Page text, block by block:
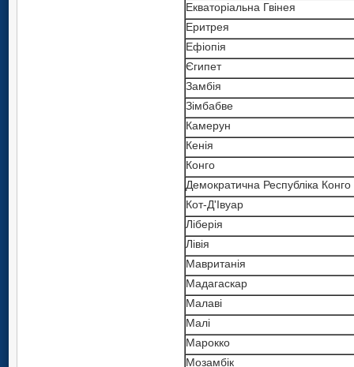
Екваторіальна Гвінея
Еритрея
Ефіопія
Єгипет
Замбія
Зімбабве
Камерун
Кенія
Конго
Демократична Республіка Конго
Кот-Д'Івуар
Ліберія
Лівія
Мавританія
Мадагаскар
Малаві
Малі
Марокко
Мозамбік